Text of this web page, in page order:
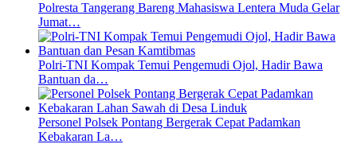
Polresta Tangerang Bareng Mahasiswa Lentera Muda Gelar
Jumat…
Polri-TNI Kompak Temui Pengemudi Ojol, Hadir Bawa
Bantuan da…
Personel Polsek Pontang Bergerak Cepat Padamkan
Kebakaran La…